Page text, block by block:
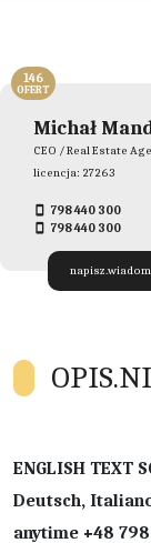
Michał
CEO / Real Estate
licencja: 27263
798 440 300
798 440 300
146
OFERT
ENGLISH TEXT
Deutsch,
anytime +48